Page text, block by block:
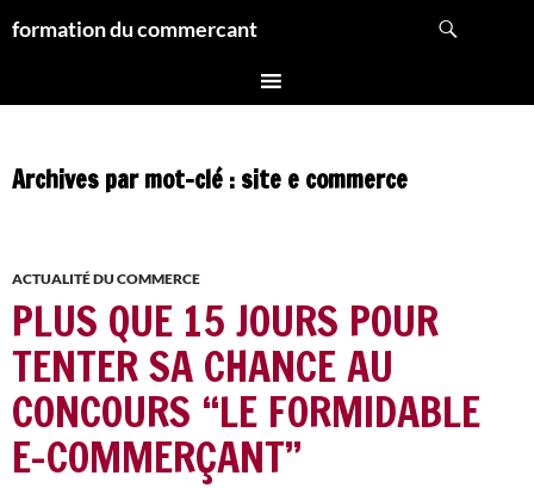
auformation du commercant
Archives par mot-clé : site e commerce
ACTUALITÉ DU COMMERCE
PLUS QUE 15 JOURS POUR
TENTER SA CHANCE AU
CONCOURS “LE FORMIDABLE
E-COMMERÇANT”